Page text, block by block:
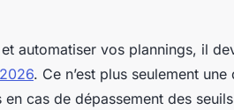
automatiser vos plannings, il
. Ce n’est plus seulement
cas de dépassement des